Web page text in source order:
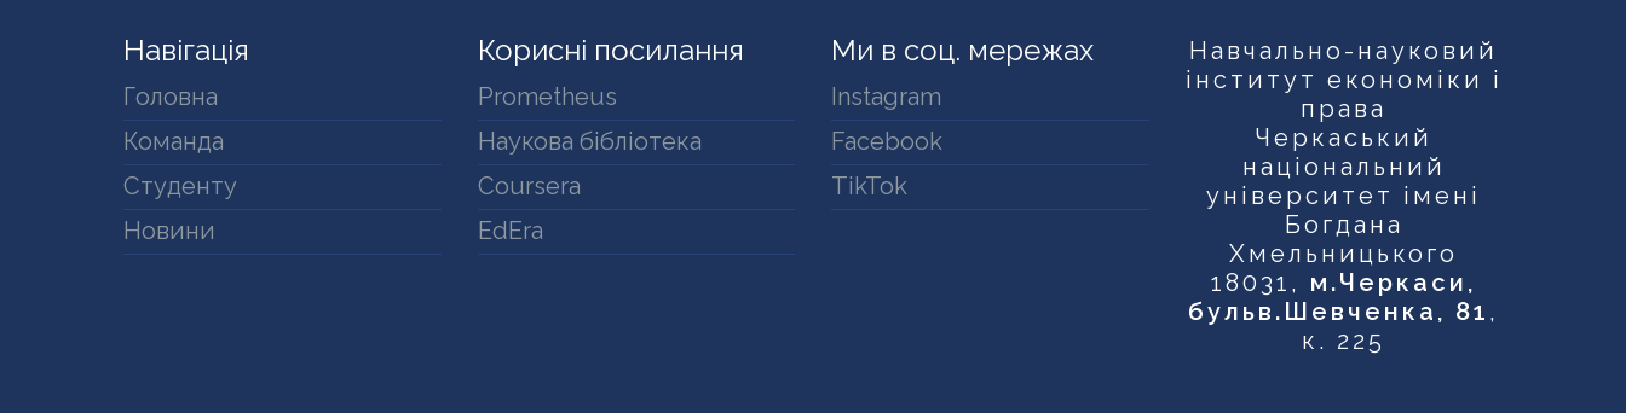
Навігація
Головна
Команда
Студенту
Новини
Корисні посилання
Prometheus
Наукова бібліотека
Coursera
EdEra
Ми в соц. мережах
Instagram
Facebook
TikTok
Навчально-науковий
інститут економіки і
права
Черкаський
національний
університет імені
Богдана
Хмельницького
18031, м.Черкаси,
бульв.Шевченка, 81 ,
к. 225